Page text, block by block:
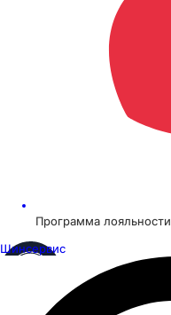
Программа лояльности
Шинсервис